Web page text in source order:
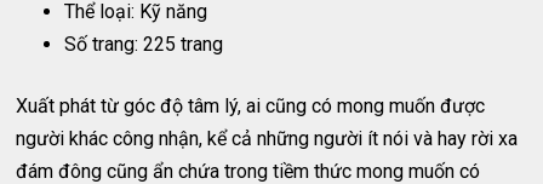
Thể loại: Kỹ năng
Số trang: 225 trang
Xuất phát từ góc độ tâm lý, ai cũng có mong muốn được
người khác công nhận, kể cả những người ít nói và hay rời xa
đám đông cũng ẩn chứa trong tiềm thức mong muốn có